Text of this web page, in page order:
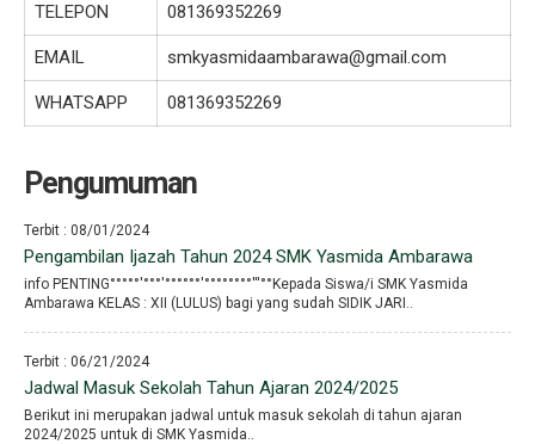
TELEPON 081369352269
EMAIL smkyasmidaambarawa@gmail.com
WHATSAPP 081369352269
Pengumuman
Terbit : 08/01/2024
Pengambilan Ijazah Tahun 2024 SMK Yasmida Ambarawa
info PENTING°°°°°′°°°′°°°°°°′°°°°°°°°′′′°°Kepada Siswa/i SMK Yasmida
Ambarawa KELAS : XII (LULUS) bagi yang sudah SIDIK JARI..
Terbit : 06/21/2024
Jadwal Masuk Sekolah Tahun Ajaran 2024/2025
Berikut ini merupakan jadwal untuk masuk sekolah di tahun ajaran
2024/2025 untuk di SMK Yasmida..